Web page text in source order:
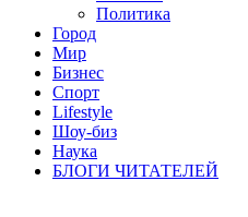
Политика
Город
Мир
Бизнес
Спорт
Lifestyle
Шоу-биз
Наука
БЛОГИ ЧИТАТЕЛЕЙ